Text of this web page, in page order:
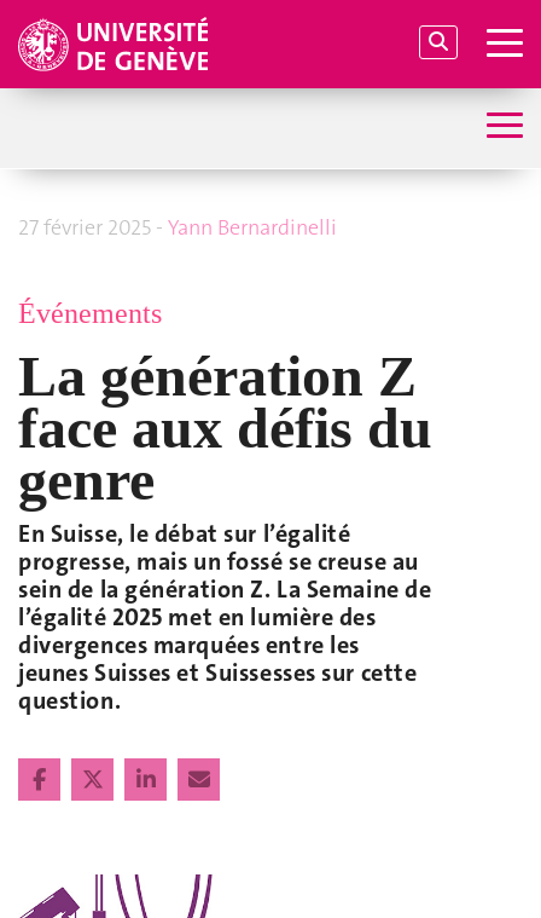
27 février 2025 - Yann Bernardinelli
Événements
La génération Z
face aux défis du
genre
En Suisse, le débat sur l’égalité
progresse, mais un fossé se creuse au
sein de la génération Z. La Semaine de
l’égalité 2025 met en lumière des
divergences marquées entre les
jeunes Suisses et Suissesses sur cette
question.